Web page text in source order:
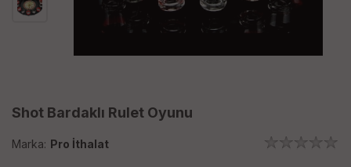
Shot Bardaklı Rulet Oyunu
Marka: Pro İthalat